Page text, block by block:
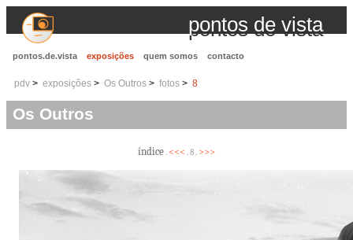
pontos de vista
pontos.de.vista exposições quem somos contacto
pdv exposições Os Outros fotos 8
Os Outros
índice. <<< . 8 . >>>